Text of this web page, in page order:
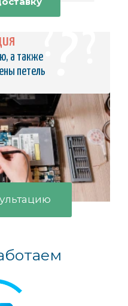
а также
петель